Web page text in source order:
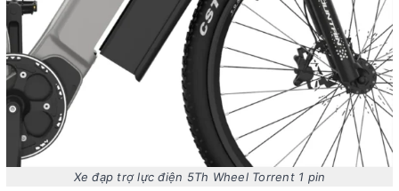
Xe đạp trợ lực điện 5Th Wheel Torrent 1 pin